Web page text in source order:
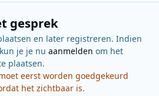
gesprek
en later registreren. Indien
je je nu aanmelden om het
plaatsen.
eerst worden goedgekeurd
het zichtbaar is.